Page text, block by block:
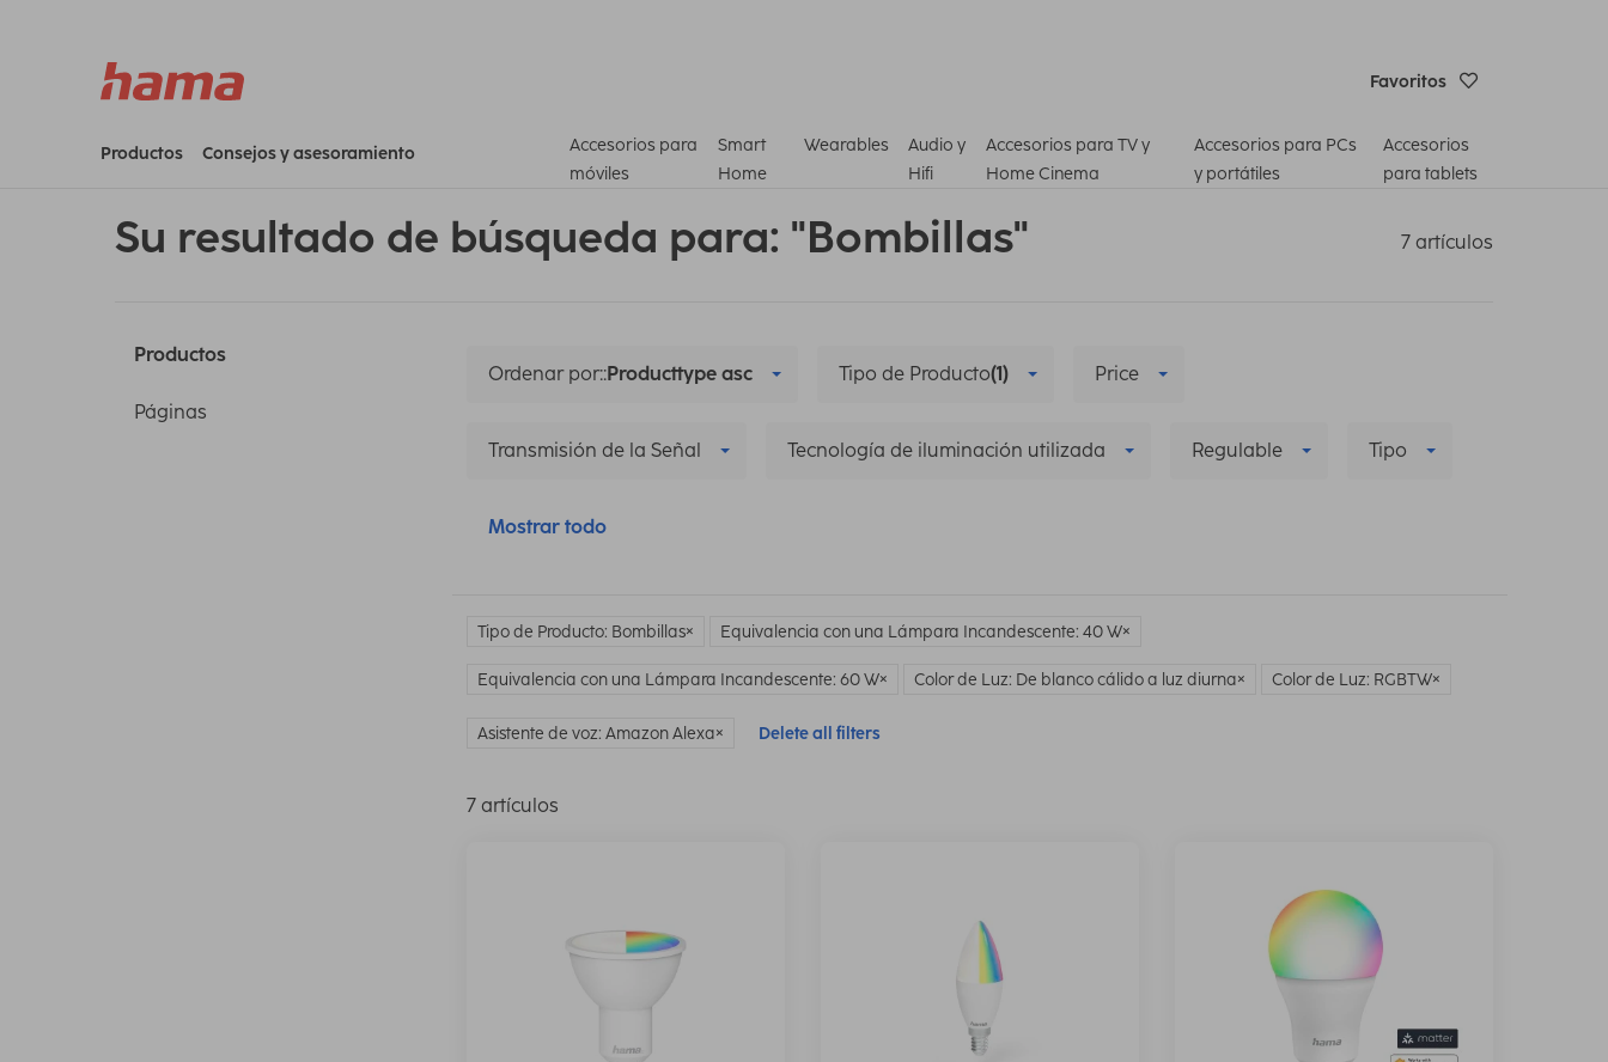
Favoritos
Productos Consejos y asesoramiento
Accesorios para
móviles
Smart
Home
Wearables
Audio y
Hifi
Accesorios para TV y
Home Cinema
Accesorios para PCs
y portátiles
Accesorios
para tablets
Su resultado de búsqueda para: "Bombillas" 7 artículos
Productos
Páginas
Ordenar por::Producttype asc Tipo de Producto(1) Price
Transmisión de la Señal Tecnología de iluminación utilizada Regulable Tipo
Mostrar todo
Tipo de Producto: Bombillas Equivalencia con una Lámpara Incandescente: 40 W
Equivalencia con una Lámpara Incandescente: 60 W Color de Luz: De blanco cálido a luz diurna Color de Luz: RGBTW
Asistente de voz: Amazon Alexa Delete all filters
7 artículos